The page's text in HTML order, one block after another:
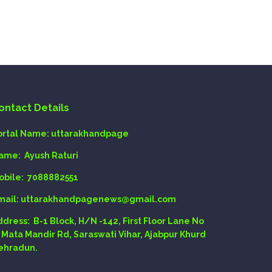
Details
Name: uttarakhandpage
Ayush Raturi
7088882551
: uttarakhandpagenews@gmail.com
B-1 Block, H/N -142, First Floor Lane No
Mata Mandir Rd, Saraswati Vihar, Ajabpur Khurd